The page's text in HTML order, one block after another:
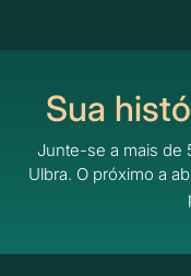
Sua
Junte-se a mais de
Ulbra. O próximo a